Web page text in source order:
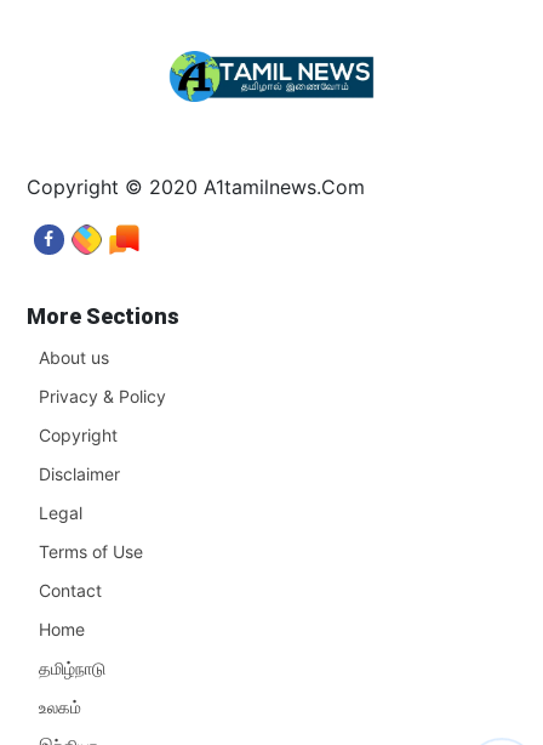
Copyright © 2020 A1tamilnews.Com
More Sections
About us
Privacy & Policy
Copyright
Disclaimer
Legal
Terms of Use
Contact
Home
தமிழ்நாடு
உலகம்